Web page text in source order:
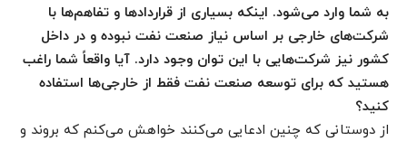
به شما وارد می‌شود. اینکه بسیاری از قراردادها و تفاهم‌ها با
شرکت‌های خارجی بر اساس نیاز صنعت نفت نبوده و در داخل
کشور نیز شرکت‌هایی با این توان وجود دارد. آیا واقعاً شما راغب
هستید که برای توسعه صنعت نفت فقط از خارجی‌ها استفاده
کنید؟
از دوستانی که چنین ادعایی می‌کنند خواهش می‌کنم که بروند و